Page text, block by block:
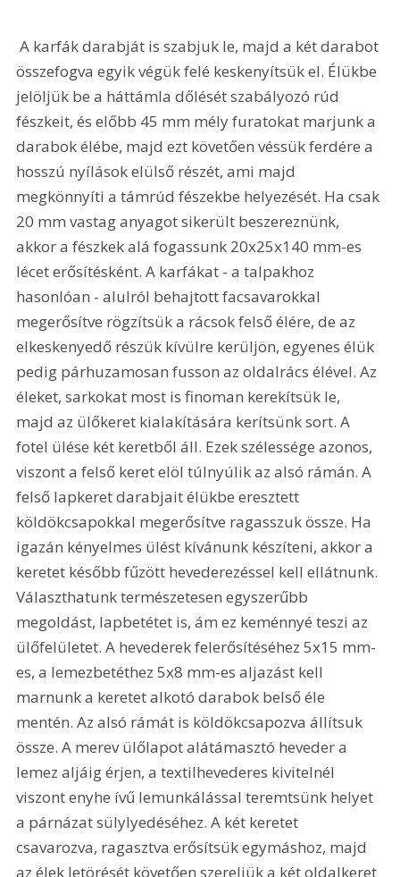
A karfák darabját is szabjuk le, majd a két darabot
összefogva egyik végük felé keskenyítsük el. Élükbe
jelöljük be a háttámla dőlését szabályozó rúd
fészkeit, és előbb 45 mm mély furatokat marjunk a
darabok élébe, majd ezt követően véssük ferdére a
hosszú nyílások elülső részét, ami majd
megkönnyíti a támrúd fészekbe helyezését. Ha csak
20 mm vastag anyagot sikerült beszereznünk,
akkor a fészkek alá fogassunk 20x25x140 mm-es
lécet erősítésként. A karfákat - a talpakhoz
hasonlóan - alulról behajtott facsavarokkal
megerősítve rögzítsük a rácsok felső élére, de az
elkeskenyedő részük kívülre kerüljön, egyenes élük
pedig párhuzamosan fusson az oldalrács élével. Az
éleket, sarkokat most is finoman kerekítsük le,
majd az ülőkeret kialakítására kerítsünk sort. A
fotel ülése két keretből áll. Ezek szélessége azonos,
viszont a felső keret elöl túlnyúlik az alsó rámán. A
felső lapkeret darabjait élükbe eresztett
köldökcsapokkal megerősítve ragasszuk össze. Ha
igazán kényelmes ülést kívánunk készíteni, akkor a
keretet később fűzött hevederezéssel kell ellátnunk.
Választhatunk természetesen egyszerűbb
megoldást, lapbetétet is, ám ez keménnyé teszi az
ülőfelületet. A hevederek felerősítéséhez 5x15 mm-
es, a lemezbetéthez 5x8 mm-es aljazást kell
marnunk a keretet alkotó darabok belső éle
mentén. Az alsó rámát is köldökcsapozva állítsuk
össze. A merev ülőlapot alátámasztó heveder a
lemez aljáig érjen, a textilhevederes kivitelnél
viszont enyhe ívű lemunkálással teremtsünk helyet
a párnázat sülylyedéséhez. A két keretet
csavarozva, ragasztva erősítsük egymáshoz, majd
az élek letörését követően szereljük a két oldalkeret